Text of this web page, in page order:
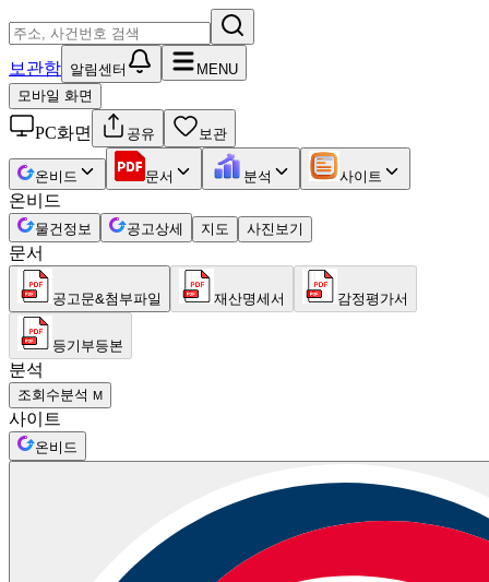
보관함 알림센터
MENU
모바일 화면
PC화면 공유 보관
온비드 문서 분석 사이트
온비드
물건정보 공고상세 지도 사진보기
문서
공고문&첨부파일 재산명세서 감정평가서
등기부등본
분석
조회수분석 M
사이트
온비드